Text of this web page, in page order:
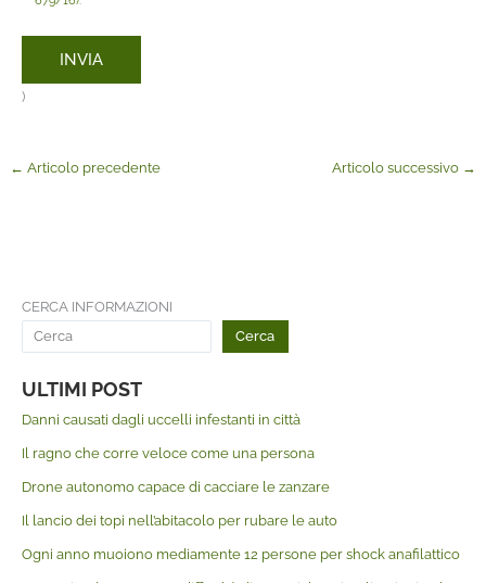
)
← Articolo precedente Articolo successivo →
CERCA INFORMAZIONI
Cerca
ULTIMI POST
Danni causati dagli uccelli infestanti in città
Il ragno che corre veloce come una persona
Drone autonomo capace di cacciare le zanzare
Il lancio dei topi nell’abitacolo per rubare le auto
Ogni anno muoiono mediamente 12 persone per shock anafilattico